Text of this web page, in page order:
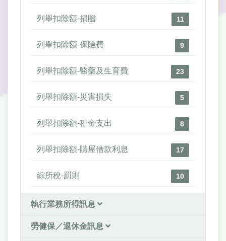
列舉扣除額-捐贈 11
列舉扣除額-保險費 9
列舉扣除額-醫藥及生育費 23
列舉扣除額-災害損失 5
列舉扣除額-租金支出 8
列舉扣除額-購屋借款利息 17
綜所稅-罰則 10
執行業務所得訊息
勞健保／退休金訊息